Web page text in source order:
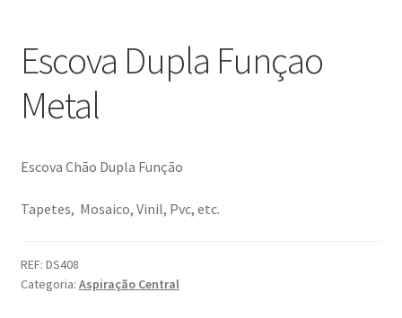
Serviços
Contactos
Escova Dupla Funçao
Metal
Escova Chão Dupla Função
Tapetes, Mosaico, Vinil, Pvc, etc.
REF: DS408
Categoria: Aspiração Central